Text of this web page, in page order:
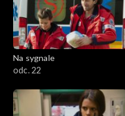
Na sygnale
odc. 22